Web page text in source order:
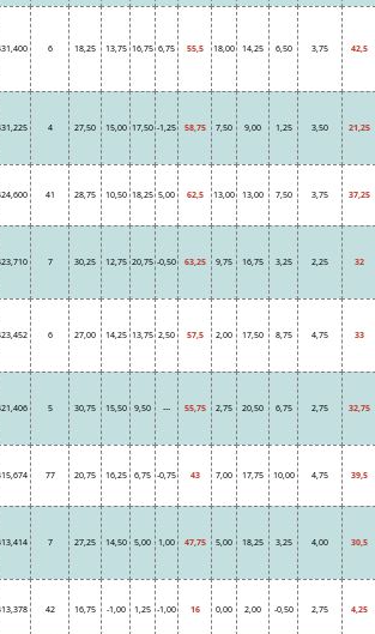
6 18,25 13,75 16,75 6,75 55,5 18,00 14,25 6,50 3,75 42,5
4 27,50 15,00 17,50 -1,25 58,75 7,50 9,00 1,25 3,50 21,25
41 28,75 10,50 18,25 5,00 62,5 13,00 13,00 7,50 3,75 37,25
7 30,25 12,75 20,75 -0,50 63,25 9,75 16,75 3,25 2,25 32
6 27,00 14,25 13,75 2,50 57,5 2,00 17,50 8,75 4,75 33
5 30,75 15,50 9,50 --- 55,75 2,75 20,50 6,75 2,75 32,75
77 20,75 16,25 6,75 -0,75 43 7,00 17,75 10,00 4,75 39,5
7 27,25 14,50 5,00 1,00 47,75 5,00 18,25 3,25 4,00 30,5
42 16,75 -1,00 1,25 -1,00 16 0,00 2,00 -0,50 2,75 4,25